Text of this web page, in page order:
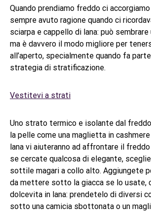
Quando prendiamo freddo ci
sempre avuto ragione quando ci
sciarpa e cappello di lana: può sembrare
ma è davvero il modo migliore per
all’aperto, specialmente quando fa parte
strategia di stratificazione.
Vestitevi a strati
Uno strato termico e isolante dal
la pelle come una maglietta in
lana vi aiuteranno ad affrontare il freddo
se cercate qualcosa di elegante,
sottile magari a collo alto. Aggiungete
da mettere sotto la giacca se lo usate,
dolcevita in lana: prendetelo di diversi
sotto una camicia sbottonata o un